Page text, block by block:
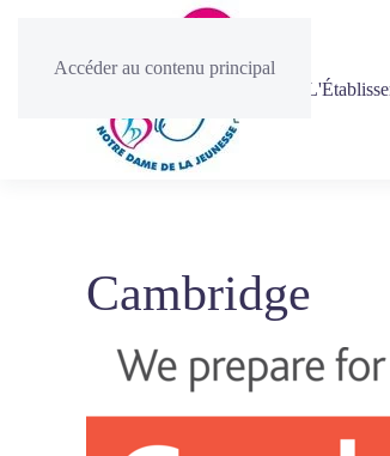
Accéder au contenu principal
Cambridge